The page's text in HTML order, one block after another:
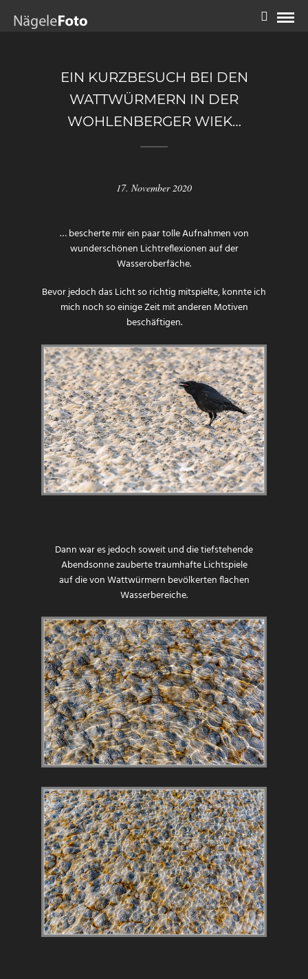
EIN KURZBESUCH BEI DEN
WATTWÜRMERN IN DER
WOHLENBERGER WIEK…
17. November 2020
… bescherte mir ein paar tolle Aufnahmen von
wunderschönen Lichtreflexionen auf der
Wasseroberfäche.
Bevor jedoch das Licht so richtig mitspielte, konnte ich
mich noch so einige Zeit mit anderen Motiven
beschäftigen.
Dann war es jedoch soweit und die tiefstehende
Abendsonne zauberte traumhafte Lichtspiele
auf die von Wattwürmern bevölkerten flachen
Wasserbereiche.